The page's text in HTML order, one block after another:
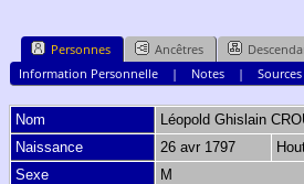
Personnes Ancêtres
Information Personnelle| Notes| Sources
Nom Léopold Ghislain
Naissance
26 avr 1797
Sexe
M